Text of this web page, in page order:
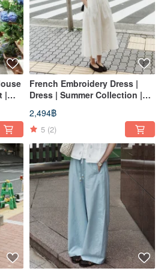
|
French Embroidery Dress |
Dress | Summer Collection |
Sora-2157
2,494฿
5 (2)